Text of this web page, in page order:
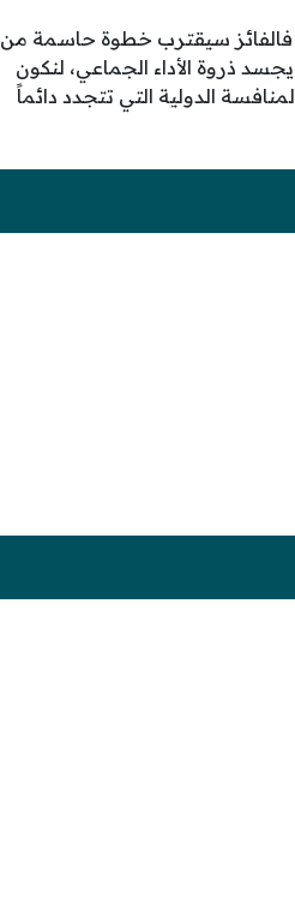
فالفائز سيقترب خطوة حاسمة من
ذروة الأداء الجماعي، لنكون
الدولية التي تتجدد دائماً